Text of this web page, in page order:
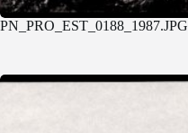
PN_PRO_EST_0188_1987.JPG